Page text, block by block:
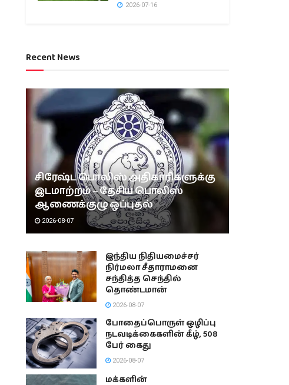
2026-07-16
Recent News
சிரேஷ்ட பொலிஸ் அதிகாரிகளுக்கு
இடமாற்றம் – தேசிய பொலிஸ்
ஆணைக்குழு ஒப்புதல்
2026-08-07
இந்திய நிதியமைச்சர்
நிர்மலா சீதாராமனை
சந்தித்த செந்தில்
தொண்டமான்
2026-08-07
போதைப்பொருள் ஒழிப்பு
நடவடிக்கைகளின் கீழ், 508
பேர் கைது
2026-08-07
மக்களின்